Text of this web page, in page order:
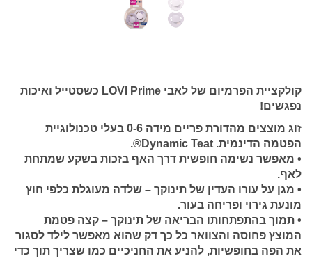
קולקציית הפרמיום של לאבי LOVI Prime כשסטייל ואיכות
נפגשים!
זוג מוצצים מהדורת פריים מידה 0-6 בעלי טכנולוגיית
הפטמה הדינמית. Dynamic Teat®.
• מאפשר נשימה חופשית דרך האף בזכות בשקע שמתחת
לאף.
• מגן על עורו העדין של תינוקך – שלדה מעוגלת כלפי חוץ
מונעת גירוי ופריחה בעור.
• תמוך בהתפתחותו הבריאה של תינוקך – קצה פטמת
המוצץ פחוסה והצוואר כל כך דק שהוא מאפשר לילד לסגור
את הפה בחופשיות, להניע את החניכיים כמו שצריך תוך כדי